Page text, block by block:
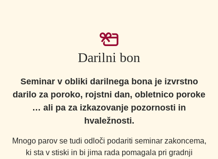
Darilni bon
Seminar v obliki darilnega bona je izvrstno
darilo za poroko, rojstni dan, obletnico poroke
… ali pa za izkazovanje pozornosti in
hvaležnosti.
Mnogo parov se tudi odloči podariti seminar zakoncema,
ki sta v stiski in bi jima rada pomagala pri gradnji